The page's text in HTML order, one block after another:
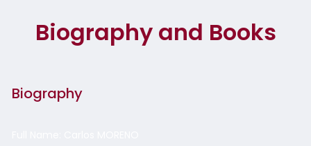
Biography and Books
Biography